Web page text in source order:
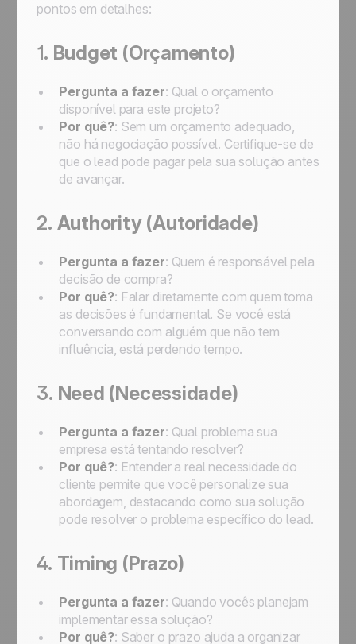
pontos em detalhes:
1. Budget (Orçamento)
Pergunta a fazer: Qual o orçamento
disponível para este projeto?
Por quê?: Sem um orçamento adequado,
não há negociação possível. Certifique-se de
que o lead pode pagar pela sua solução antes
de avançar.
2. Authority (Autoridade)
Pergunta a fazer: Quem é responsável pela
decisão de compra?
Por quê?: Falar diretamente com quem toma
as decisões é fundamental. Se você está
conversando com alguém que não tem
influência, está perdendo tempo.
3. Need (Necessidade)
Pergunta a fazer: Qual problema sua
empresa está tentando resolver?
Por quê?: Entender a real necessidade do
cliente permite que você personalize sua
abordagem, destacando como sua solução
pode resolver o problema específico do lead.
4. Timing (Prazo)
Pergunta a fazer: Quando vocês planejam
implementar essa solução?
Por quê?: Saber o prazo ajuda a organizar